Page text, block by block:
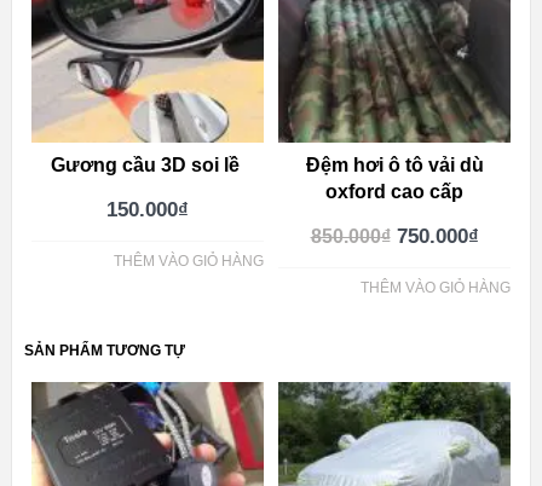
Gương cầu 3D soi lề
150.000₫
THÊM VÀO GIỎ HÀNG
Đệm hơi ô tô vải dù
oxford cao cấp
850.000₫ 750.000₫
THÊM VÀO GIỎ HÀNG
SẢN PHẨM TƯƠNG TỰ